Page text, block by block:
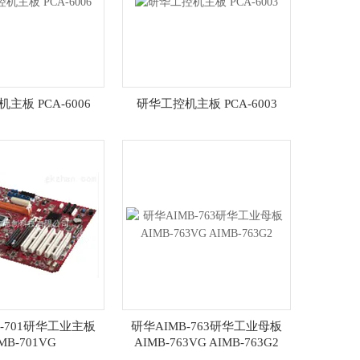
主板 PCA-6006 研华工控机主板 PCA-6003
研华工业主板
701VG
研华AIMB-763研华工业母板
AIMB-763VG AIMB-763G2